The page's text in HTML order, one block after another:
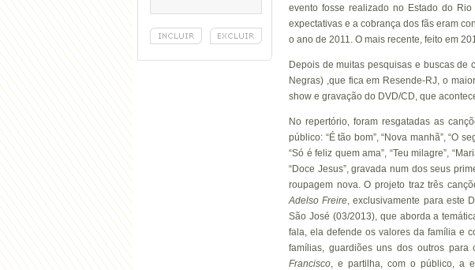
evento fosse realizado no Estado do
expectativas e a cobrança dos fãs eram
o ano de 2011. O mais recente, feito em
Depois de muitas pesquisas e buscas de
Negras) ,que fica em Resende-RJ, o
show e gravação do DVD/CD, que
No repertório, foram resgatadas as
público: “É tão bom”, “Nova manhã”, “O
“Só é feliz quem ama”, “Teu milagre”,
“Doce Jesus”, gravada num dos seus
roupagem nova. O projeto traz três
Adelso Freire, exclusivamente para este
São José (03/2013), que aborda a
fala, ela defende os valores da família e
famílias, guardiões uns dos outros para
Francisco, e partilha, com o público, a